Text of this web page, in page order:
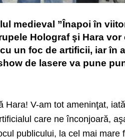
medieval ”Înapoi în
Holograf şi Hara
un foc de artificii, iar în
de lasere va pune
Hara! V-am tot ameninţat,
care ne înconjoară,
publicului, la cel mai